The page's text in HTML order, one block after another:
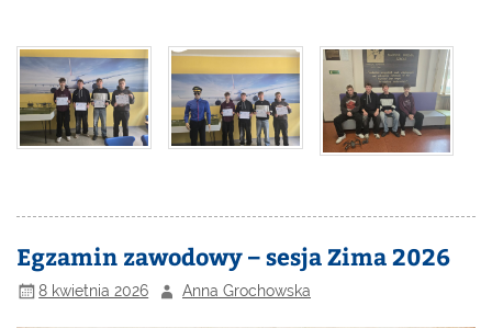
Egzamin zawodowy – sesja Zima 2026
8 kwietnia 2026 Anna Grochowska